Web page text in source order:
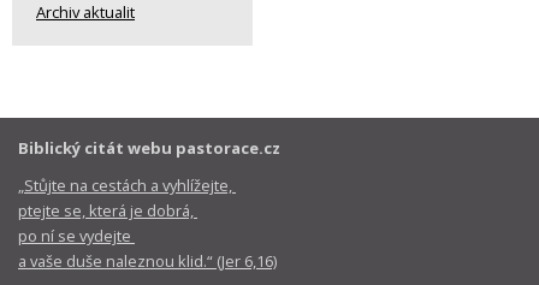
Archiv aktualit
Biblický citát webu pastorace.cz
„Stůjte na cestách a vyhlížejte,
ptejte se, která je dobrá,
po ní se vydejte
a vaše duše naleznou klid.“ (Jer 6,16)